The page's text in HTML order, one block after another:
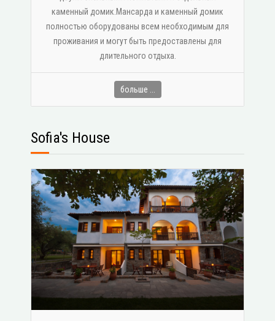
каменный домик.Мансарда и каменный домик
полностью оборудованы всем необходимым для
проживания и могут быть предоставлены для
длительного отдыха.
больше ...
Sofia's House